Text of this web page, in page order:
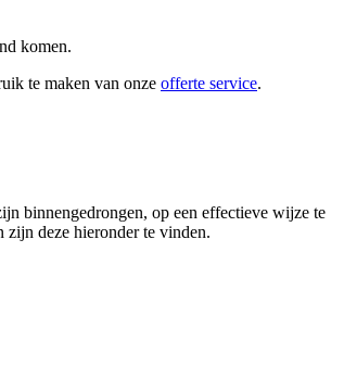
komen.
te maken van onze offerte service.
binnengedrongen, op een effectieve wijze te
zijn deze hieronder te vinden.